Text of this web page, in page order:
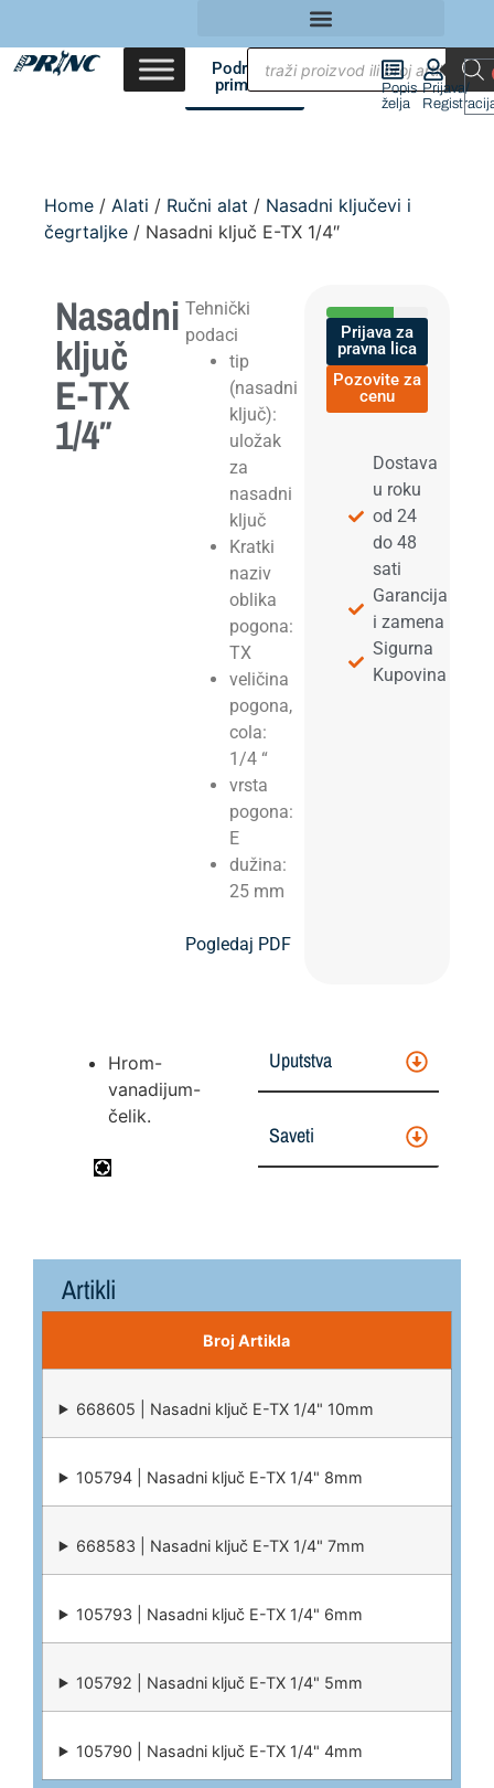
Područja
primene
Popis
želja
Prijava/
Home / Alati / Ručni alat / Nasadni ključevi i
čegrtaljke / Nasadni ključ E-TX 1/4″
Nasadni
ključ
E-TX
1/4″
Tehnički
podaci
tip
(nasadni
ključ):
uložak
za
nasadni
ključ
Kratki
naziv
oblika
pogona:
TX
veličina
pogona,
cola:
1/4 “
vrsta
pogona:
E
dužina:
25 mm
Pogledaj PDF
Prijava za
pravna lica
Pozovite za
cenu
Dostava
u roku
od 24
do 48
sati
Garancija
i zamena
Sigurna
Kupovina
Hrom-
vanadijum-
čelik.
Uputstva
Saveti
Artikli
Broj Artikla
668605 | Nasadni ključ E-TX 1/4" 10mm
105794 | Nasadni ključ E-TX 1/4" 8mm
668583 | Nasadni ključ E-TX 1/4" 7mm
105793 | Nasadni ključ E-TX 1/4" 6mm
105792 | Nasadni ključ E-TX 1/4" 5mm
105790 | Nasadni ključ E-TX 1/4" 4mm